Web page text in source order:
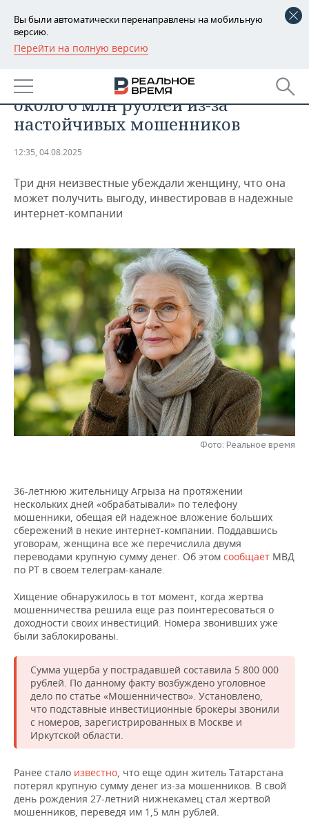
Вы были автоматически перенаправлены на мобильную
версию.
Перейти на полную версию
РЕГИОНЫ
БАШКОРТОСТАН
ТАТАРСТАН
НОВОСТИ
АНАЛИТИКА
ДЕКЛАРАЦИИ О ДОХОДАХ
КОРОЛИ ГОСЗАКАЗА ПФО
КОМУ ПРИНАДЛЕЖАТ
ТОРГОВЫЕ ЦЕНТРЫ
ТАТАРСТАНА
НОВОСТИ ЭКОНОМИКИ
ФИНАНСЫ
БЮДЖЕТ
ИНВЕСТИЦИИ
ПРОМЫШЛЕННОСТЬ
НОВОСТИ
ПРОМЫШЛЕННОСТИ
АГРОПРОМ
МАШИНОСТРОЕНИЕ
НЕФТЕХИМИЯ
НЕФТЬ
ОПК
ЭНЕРГЕТИКА
НЕДВИЖИМОСТЬ
НОВОСТИ АВТО
БИЗНЕС
НОВОСТИ БИЗНЕСА
РОЗНИЧНАЯ ТОРГОВЛЯ
ТРАНСПОРТ
УСЛУГИ
ТЕХНОЛОГИИ
НОВОСТИ ТЕХНОЛОГИЙ
IT
МЕДИА
ТЕЛЕКОММУНИКАЦИИ
МЕРОПРИЯТИЯ
НОВОСТИ МЕРОПРИЯТИЙ
ВЫЕЗДНАЯ РЕДАКЦИЯ
БИЗНЕС-БРАНЧИ
ОТКРЫТАЯ ЛЕКЦИЯ
СПОРТ
НОВОСТИ СПОРТА
ФУТБОЛ
БАСКЕТБОЛ
ВОЛЕЙБОЛ
КИБЕРСПОРТ
ВОДНЫЕ ВИДЫ СПОРТА
ОБЩЕСТВО
НОВОСТИ ОБЩЕСТВА
ИНФРАСТРУКТУРА
ИСТОРИЯ
КУЛЬТУРА
ОБРАЗОВАНИЕ
ФОТОГАЛЕРЕЯ
СПРАВОЧНИК
СПИСОК ПЕРСОН
СПИСОК КОМПАНИЙ
ПОЛНАЯ ВЕРСИЯ
Жительница Агрыза лишилась
около 6 млн рублей из-за
настойчивых мошенников
12:35, 04.08.2025
Три дня неизвестные убеждали женщину, что она
может получить выгоду, инвестировав в надежные
интернет-компании
Фото: Реальное время
36-летнюю жительницу Агрыза на протяжении
нескольких дней «обрабатывали» по телефону
мошенники, обещая ей надежное вложение больших
сбережений в некие интернет-компании. Поддавшись
уговорам, женщина все же перечислила двумя
переводами крупную сумму денег. Об этом сообщает МВД
по РТ в своем телеграм-канале.
Хищение обнаружилось в тот момент, когда жертва
мошенничества решила еще раз поинтересоваться о
доходности своих инвестиций. Номера звонивших уже
были заблокированы.
Сумма ущерба у пострадавшей составила 5 800 000
рублей. По данному факту возбуждено уголовное
дело по статье «Мошенничество». Установлено,
что подставные инвестиционные брокеры звонили
с номеров, зарегистрированных в Москве и
Иркутской области.
Ранее стало известно, что еще один житель Татарстана
потерял крупную сумму денег из-за мошенников. В свой
день рождения 27-летний нижнекамец стал жертвой
мошенников, переведя им 1,5 млн рублей.